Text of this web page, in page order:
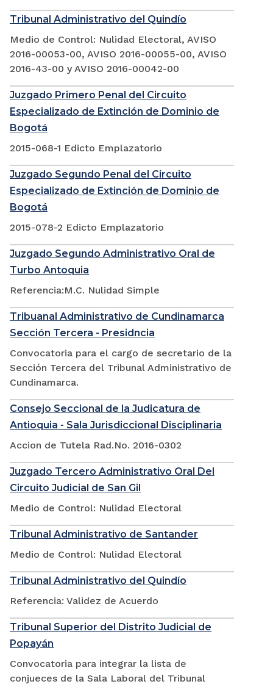
Tribunal Administrativo del Quindío
Medio de Control: Nulidad Electoral, AVISO
2016-00053-00, AVISO 2016-00055-00, AVISO
2016-43-00 y AVISO 2016-00042-00
Juzgado Primero Penal del Circuito
Especializado de Extinción de Dominio de
Bogotá
2015-068-1 Edicto Emplazatorio
Juzgado Segundo Penal del Circuito
Especializado de Extinción de Dominio de
Bogotá
2015-078-2 Edicto Emplazatorio
Juzgado Segundo Administrativo Oral de
Turbo Antoquia
Referencia:M.C. Nulidad Simple
Tribuanal Administrativo de Cundinamarca
Sección Tercera - Presidncia
Convocatoria para el cargo de secretario de la
Sección Tercera del Tribunal Administrativo de
Cundinamarca.
Consejo Seccional de la Judicatura de
Antioquia - Sala Jurisdiccional Disciplinaria
Accion de Tutela Rad.No. 2016-0302
Juzgado Tercero Administrativo Oral Del
Circuito Judicial de San Gil
Medio de Control: Nulidad Electoral
Tribunal Administrativo de Santander
Medio de Control: Nulidad Electoral
Tribunal Administrativo del Quindío
Referencia: Validez de Acuerdo
Tribunal Superior del Distrito Judicial de
Popayán
Convocatoria para integrar la lista de
conjueces de la Sala Laboral del Tribunal